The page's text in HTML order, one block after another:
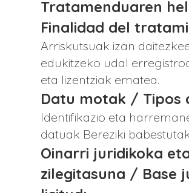
Tratamenduaren
Finalidad del
Arriskutsuak izan
edukitzeko udal
eta lizentziak ematea.
Datu motak / Tipos
Identifikazio eta
datuak Bereziki
Oinarri juridikoka
zilegitasuna / Base